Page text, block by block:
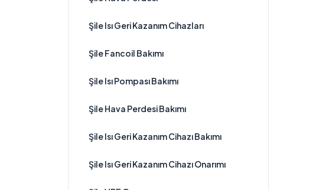
Şile Isı Geri Kazanım Cihazları
Şile Fancoil Bakımı
Şile Isı Pompası Bakımı
Şile Hava Perdesi Bakımı
Şile Isı Geri Kazanım Cihazı Bakımı
Şile Isı Geri Kazanım Cihazı Onarımı